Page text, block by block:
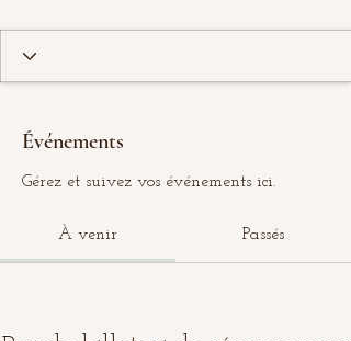
Événements
Gérez et suivez vos événements ici.
À venir Passés